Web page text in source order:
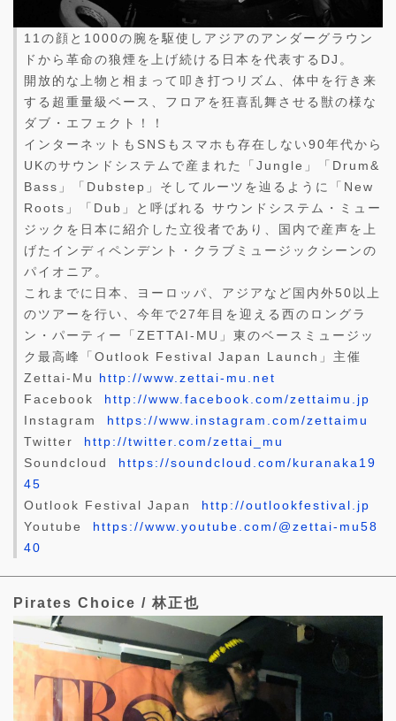
11の顔と1000の腕を駆使しアジアのアンダーグラウン
ドから革命の狼煙を上げ続ける日本を代表するDJ。
開放的な上物と相まって叩き打つリズム、体中を行き来
する超重量級ベース、フロアを狂喜乱舞させる獣の様な
ダブ・エフェクト！！
インターネットもSNSもスマホも存在しない90年代から
UKのサウンドシステムで産まれた「Jungle」「Drum&
Bass」「Dubstep」そしてルーツを辿るように「New
Roots」「Dub」と呼ばれる サウンドシステム・ミュー
ジックを日本に紹介した立役者であり、国内で産声を上
げたインディペンデント・クラブミュージックシーンの
パイオニア。
これまでに日本、ヨーロッパ、アジアなど国内外50以上
のツアーを行い、今年で27年目を迎える西のロングラ
ン・パーティー「ZETTAI-MU」東のベースミュージッ
ク最高峰「Outlook Festival Japan Launch」主催
Zettai-Mu http://www.zettai-mu.net
Facebook http://www.facebook.com/zettaimu.jp
Instagram https://www.instagram.com/zettaimu
Twitter http://twitter.com/zettai_mu
Soundcloud https://soundcloud.com/kuranaka19
45
Outlook Festival Japan http://outlookfestival.jp
Youtube https://www.youtube.com/@zettai-mu58
40
Pirates Choice / 林正也